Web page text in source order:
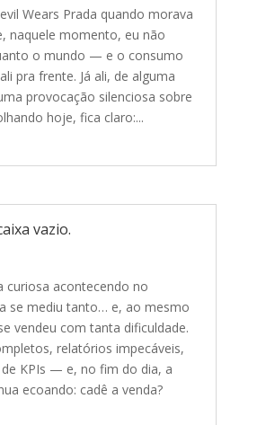
Wears Prada quando morava
naquele momento, eu não
o mundo — e o consumo
pra frente. Já ali, de alguma
provocação silenciosa sobre
hoje, fica claro:...
vazio.
curiosa acontecendo no
se mediu tanto… e, ao mesmo
vendeu com tanta dificuldade.
relatórios impecáveis,
KPIs — e, no fim do dia, a
ecoando: cadê a venda?